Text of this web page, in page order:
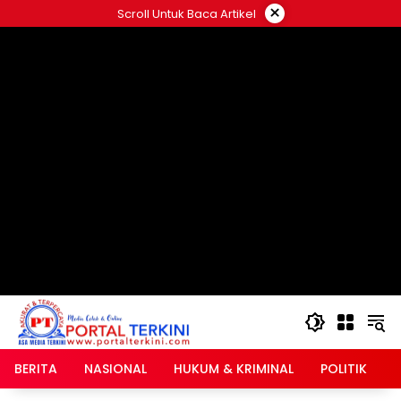
ke
Scroll Untuk Baca Artikel ×
BERITA NASIONAL HUKUM & KRIMINAL POLITIK